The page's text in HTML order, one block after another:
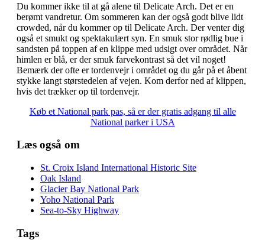
Du kommer ikke til at gå alene til Delicate Arch. Det er en
berømt vandretur. Om sommeren kan der også godt blive lidt
crowded, når du kommer op til Delicate Arch. Der venter dig
også et smukt og spektakulært syn. En smuk stor rødlig bue i
sandsten på toppen af en klippe med udsigt over området. Når
himlen er blå, er der smuk farvekontrast så det vil noget!
Bemærk der ofte er tordenvejr i området og du går på et åbent
stykke langt størstedelen af vejen. Kom derfor ned af klippen,
hvis det trækker op til tordenvejr.
Køb et National park pas, så er der gratis adgang til alle
National parker i USA
Læs også om
St. Croix Island International Historic Site
Oak Island
Glacier Bay National Park
Yoho National Park
Sea-to-Sky Highway
Tags